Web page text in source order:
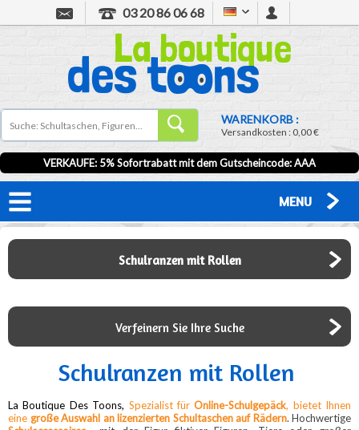
03 20 86 06 68
WARENKORB :
Versandkosten :0,00 €
VERKAUFE: 5% Sofortrabatt mit dem Gutscheincode:AAA
MENU
Schulranzen mit Rollen
Verfeinern Sie Ihre Suche
Schulranzen mit Rollen
La Boutique Des Toons, Spezialist fürOnline-Schulgepäck, bietet Ihnen
eine große Auswahl an lizenzierten Schultaschen auf Rädern. Hochwertige